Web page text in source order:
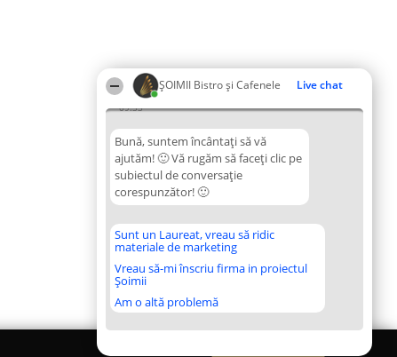
ȘOIMII Bistro și Cafenele Live chat
09:33
Bună, suntem încântați să vă
ajutăm! 🙂 Vă rugăm să faceți clic pe
subiectul de conversație
corespunzător! 🙂
Sunt un Laureat, vreau să ridic
materiale de marketing
Vreau să-mi înscriu firma in proiectul
Șoimii
Am o altă problemă